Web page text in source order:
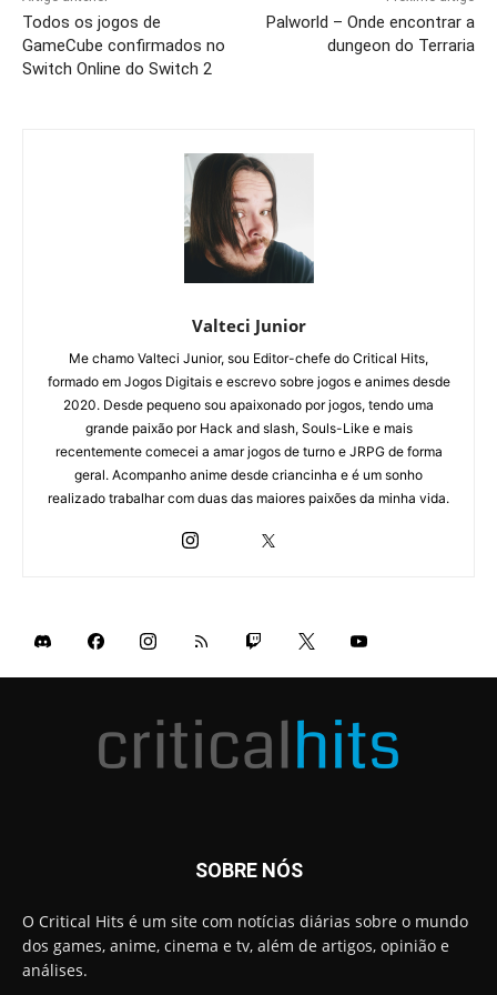
Todos os jogos de
GameCube confirmados no
Switch Online do Switch 2
Palworld – Onde encontrar a
dungeon do Terraria
Valteci Junior
Me chamo Valteci Junior, sou Editor-chefe do Critical Hits,
formado em Jogos Digitais e escrevo sobre jogos e animes desde
2020. Desde pequeno sou apaixonado por jogos, tendo uma
grande paixão por Hack and slash, Souls-Like e mais
recentemente comecei a amar jogos de turno e JRPG de forma
geral. Acompanho anime desde criancinha e é um sonho
realizado trabalhar com duas das maiores paixões da minha vida.
SOBRE NÓS
O Critical Hits é um site com notícias diárias sobre o mundo
dos games, anime, cinema e tv, além de artigos, opinião e
análises.